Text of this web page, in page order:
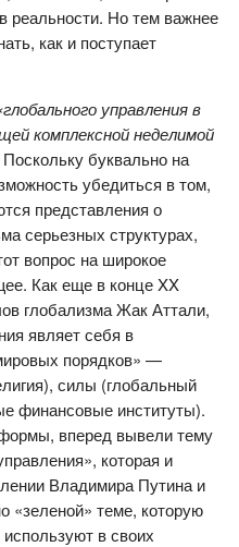
реальности. Но тем важнее
как и поступает
управления в
комплексной неделимой
Поскольку буквально на
убедиться в том,
представления о
серьезных структурах,
вопрос на широкое
Как еще в конце XX
глобализма Жак Аттали,
являет себя в
порядков» —
силы (глобальный
финансовые институты).
вперед вывели тему
которая и
Владимира Путина и
«зеленой» теме, которую
в своих